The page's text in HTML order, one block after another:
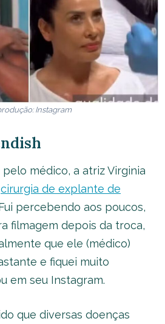
Instagram
médico, a atriz Virginia
cirurgia de explante de
percebendo aos poucos,
filmagem depois da troca,
que ele (médico)
e fiquei muito
em seu Instagram.
que diversas doenças